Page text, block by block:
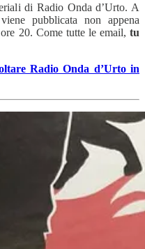
di Radio Onda d’Urto. A
pubblicata non appena
20. Come tutte le email, tu
Radio Onda d’Urto in